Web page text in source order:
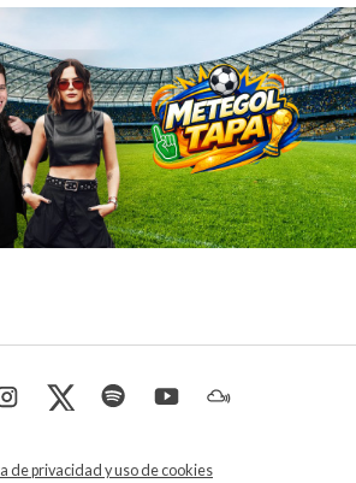
de privacidad y uso de cookies